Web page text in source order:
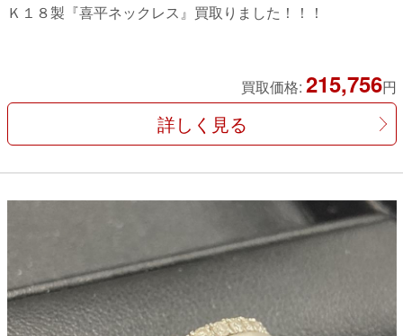
Ｋ１８製『喜平ネックレス』買取りました！！！
買取価格: 215,756円
詳しく見る